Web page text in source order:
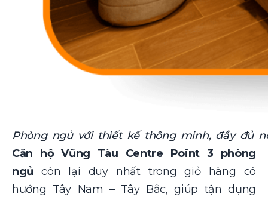
Phòng ngủ với thiết kế thông minh, đầy đủ
Căn hộ Vũng Tàu Centre Point 3 phòng
ngủcòn lại duy nhất trong giỏ hàng có
hướng Tây Nam – Tây Bắc, giúp tận dụng